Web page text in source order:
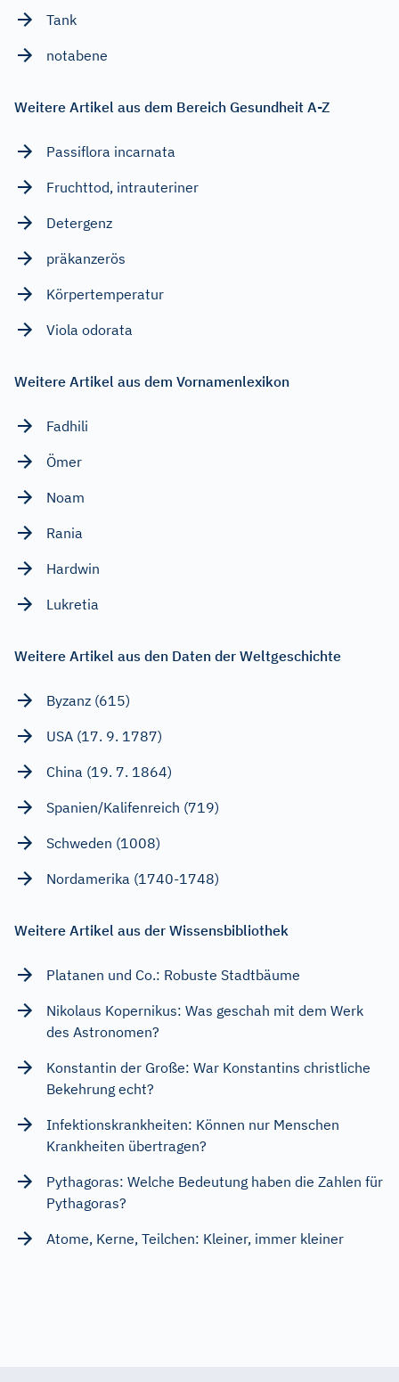
Tank
notabene
Weitere Artikel aus dem Bereich Gesundheit A-Z
Passiflora incarnata
Fruchttod, intrauteriner
Detergenz
präkanzerös
Körpertemperatur
Viola odorata
Weitere Artikel aus dem Vornamenlexikon
Fadhili
Ömer
Noam
Rania
Hardwin
Lukretia
Weitere Artikel aus den Daten der Weltgeschichte
Byzanz (615)
USA (17. 9. 1787)
China (19. 7. 1864)
Spanien/Kalifenreich (719)
Schweden (1008)
Nordamerika (1740-1748)
Weitere Artikel aus der Wissensbibliothek
Platanen und Co.: Robuste Stadtbäume
Nikolaus Kopernikus: Was geschah mit dem Werk
des Astronomen?
Konstantin der Große: War Konstantins christliche
Bekehrung echt?
Infektionskrankheiten: Können nur Menschen
Krankheiten übertragen?
Pythagoras: Welche Bedeutung haben die Zahlen für
Pythagoras?
Atome, Kerne, Teilchen: Kleiner, immer kleiner